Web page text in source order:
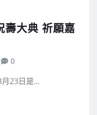
壽大典 祈願嘉
0
月23日是…